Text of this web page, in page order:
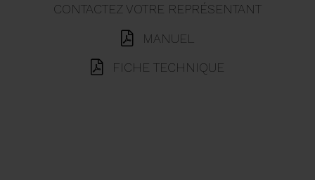
CONTACTEZ VOTRE REPRÉSENTANT
MANUEL
FICHE TECHNIQUE